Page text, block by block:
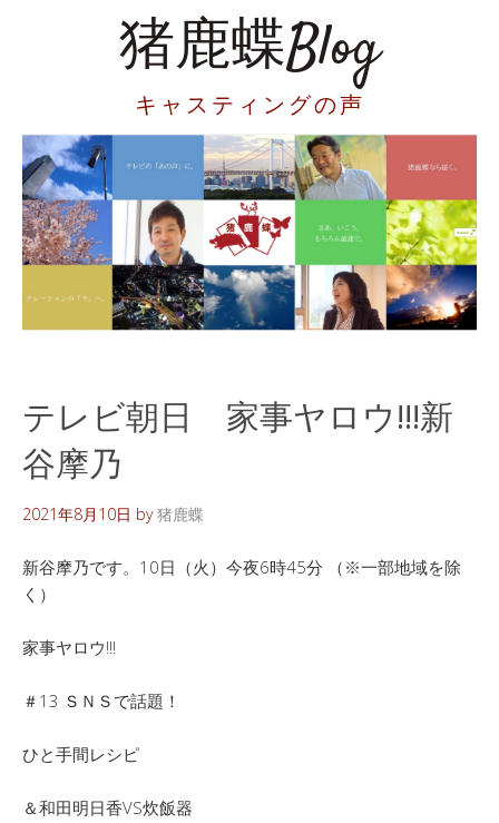
猪鹿蝶Blog
キャスティングの声
テレビ朝日 家事ヤロウ!!!新
谷摩乃
2021年8月10日 by猪鹿蝶
新谷摩乃です。10日（火）今夜6時45分 （※一部地域を除
く）
家事ヤロウ!!!
＃13 ＳＮＳで話題！
ひと手間レシピ
＆和田明日香VS炊飯器